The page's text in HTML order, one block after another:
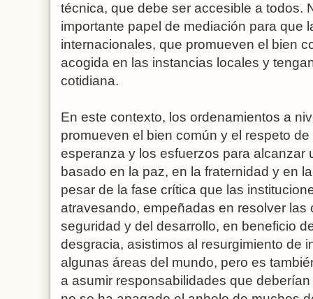
técnica, que debe ser accesible a todos.
importante papel de mediación para que
internacionales, que promueven el bien
acogida en las instancias locales y
cotidiana.
En este contexto, los ordenamientos a
promueven el bien común y el respeto
esperanza y los esfuerzos para alcanzar
basado en la paz, en la fraternidad y en
pesar de la fase crítica que las
atravesando, empeñadas en resolver las
seguridad y del desarrollo, en beneficio
desgracia, asistimos al resurgimiento de
algunas áreas del mundo, pero es
a asumir responsabilidades que